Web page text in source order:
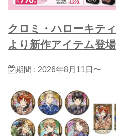
クロミ・ハローキテ
より新作アイテム登
期間 : 2026年8月11日〜